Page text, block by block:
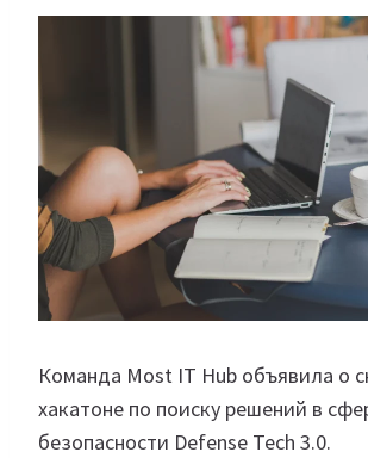
Команда Most IT Hub объявила о
хакатоне по поиску решений в
безопасности Defense Tech 3.0.